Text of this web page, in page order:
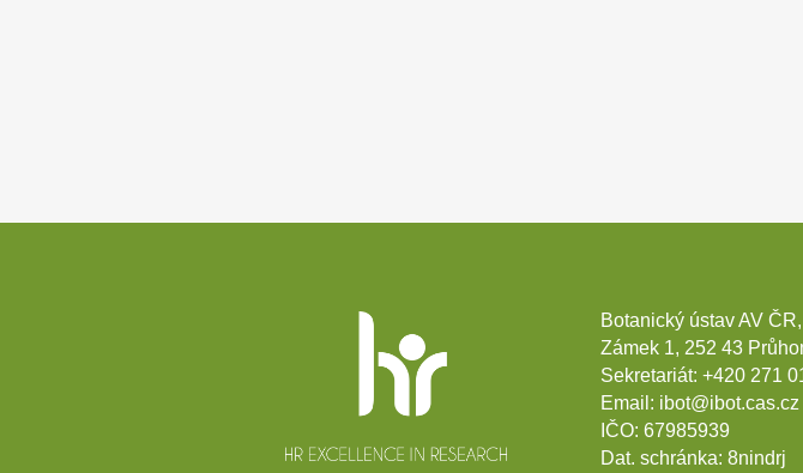
Botanický ústav AV ČR,
Zámek 1, 252 43
Sekretariát:+420 271
Email: ibot@ibot.cas.cz
IČO:67985939
Dat. schránka:8nindrj